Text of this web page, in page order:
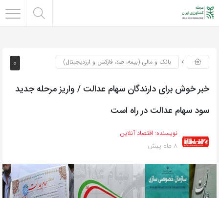
0 بانک و مالی (بیمه، طلا، فارکس و ارزدیجیتال)
خبر خوش برای دارندگان سهام عدالت / واریز مرحله جدید
سود سهام عدالت در راه است
نویسنده: اقتصاد آنلاین
8 ماه پیش